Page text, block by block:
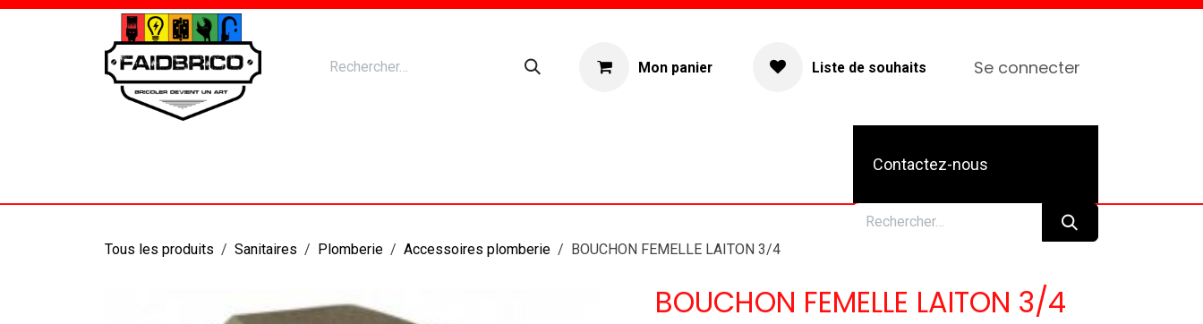
Se rendre au contenu
Mon panier Liste de souhaits Se connecter
Contactez-nous
Tous les produits Sanitaires Plomberie Accessoires plomberie BOUCHON FEMELLE LAITON 3/4
BOUCHON FEMELLE LAITON 3/4